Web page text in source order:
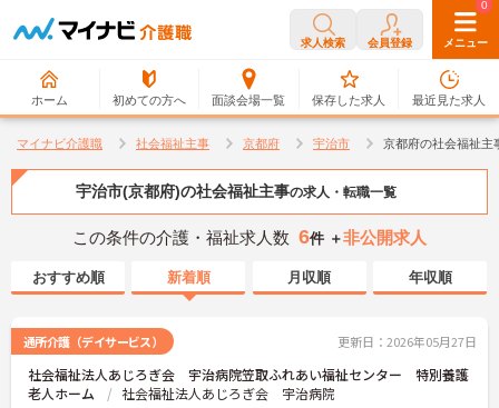
求人検索 会員登録 メニュー
ホーム 初めての方へ 面談会場一覧
0
保存した求人
0
最近見た求人
マイナビ介護職 社会福祉主事 京都府 宇治市 京都府の社会福祉主
宇治市(京都府)の社会福祉主事の求人・転職一覧
この条件の介護・福祉求人数 6件 ＋非公開求人
おすすめ順 新着順 月収順 年収順
通所介護（デイサービス） 更新日：2026年05月27日
社会福祉法人あじろぎ会 宇治病院笠取ふれあい福祉センター 特別養護
老人ホーム
社会福祉法人あじろぎ会 宇治病院